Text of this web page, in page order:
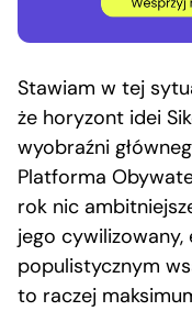
Stawiam w tej
że horyzont idei
wyobraźni
Platforma
rok nic
jego
populistycznym
to raczej